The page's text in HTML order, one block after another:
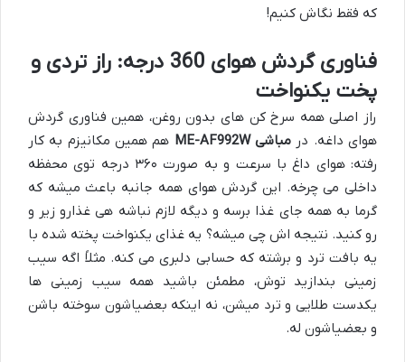
که فقط نگاش کنیم!
فناوری گردش هوای 360 درجه: راز تردی و
پخت یکنواخت
راز اصلی همه سرخ کن های بدون روغن، همین فناوری گردش
هوای داغه. در مباشی ME-AF992W
هم همین مکانیزم به کار
رفته: هوای داغ با سرعت و به صورت ۳۶۰ درجه توی محفظه
داخلی می چرخه. این گردش هوای همه جانبه باعث میشه که
گرما به همه جای غذا برسه و دیگه لازم نباشه هی غذارو زیر و
رو کنید. نتیجه اش چی میشه؟ یه غذای یکنواخت پخته شده با
یه بافت ترد و برشته که حسابی دلبری می کنه. مثلاً اگه سیب
زمینی بندازید توش، مطمئن باشید همه سیب زمینی ها
یکدست طلایی و ترد میشن، نه اینکه بعضیاشون سوخته باشن
و بعضیاشون له.